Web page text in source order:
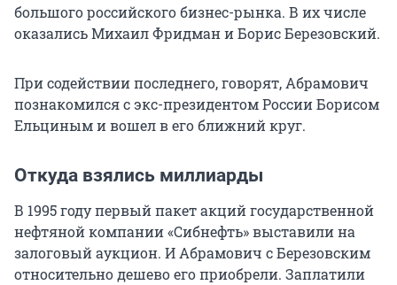
большого российского бизнес-рынка. В их числе
оказались Михаил Фридман и Борис Березовский.
При содействии последнего, говорят, Абрамович
познакомился с экс-президентом России Борисом
Ельциным и вошел в его ближний круг.
Откуда взялись миллиарды
В 1995 году первый пакет акций государственной
нефтяной компании «Сибнефть» выставили на
залоговый аукцион. И Абрамович с Березовским
относительно дешево его приобрели. Заплатили